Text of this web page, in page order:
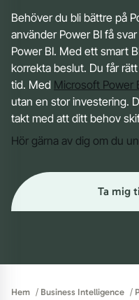
Behöver du bli bättre på
använder Power BI få
Power BI. Med ett smart
korrekta beslut. Du får
tid. Med Microsoft Power
utan en stor investering.
takt med att ditt behov
Hör gärna av dig om du
Ta mig
Hem / Business Intelligence /